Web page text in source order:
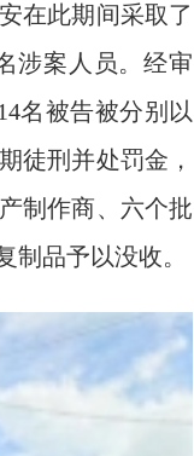
在此期间采取了
涉案人员。经审
名被告被分别以
徒刑并处罚金，
制作商、六个批
品予以没收。